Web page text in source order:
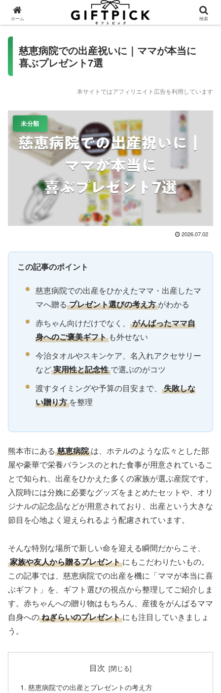
慈恵病院での出産祝いに｜ママが本当に
喜ぶプレゼント7選
本サイトではアフィリエイト広告を利用しています
未分類
2026.07.02
この記事のポイント
慈恵病院での出産をひかえたママ・出産したマ
マへ贈るプレゼント選びの考え方 がわかる
赤ちゃん向けだけでなく、がんばったママ自
身へのご褒美ギフト も外せない
今治タオルやスキンケア、名入れアクセサリー
など実用性と記念性 で選ぶのがコツ
渡すタイミングや予算の目安まで、失敗しな
い贈り方 を整理
熊本市にある 慈恵病院 は、ホテルのような広々とした部
屋や豪華で栄養バランスのとれた食事が用意されているこ
とで知られ、出産をひかえた多くの家族が選ぶ産院です。
入院時には分娩に必要なグッズをまとめたセットや、オリ
ジナルの記念品などが用意されており、出産という大きな
節目を心地よく迎えられるよう配慮されています。
そんな特別な場所で新しい命を迎える瞬間だからこそ、
家族や友人から贈るプレゼント にもこだわりたいもの。
この記事では、慈恵病院での出産を機に「ママが本当に喜
ぶギフト」を、ギフト選びの視点から整理してご紹介しま
す。赤ちゃんへの贈り物はもちろん、産後をがんばるママ
自身へのねぎらいのプレゼント にも注目していきましょ
う。
目次
慈恵病院での出産とプレゼントの考え方
ホーム 検索